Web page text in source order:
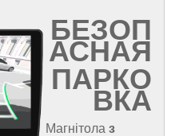
БЕЗОП
АСНАЯ
ПАРКО
ВКА
Магнітола з